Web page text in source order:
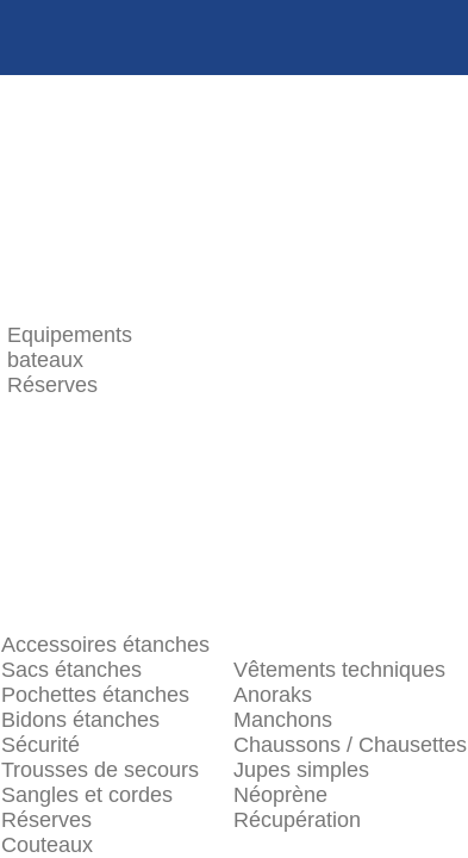
Equipements
bateaux
Réserves
Accessoires étanches
Sacs étanches
Pochettes étanches
Bidons étanches
Sécurité
Trousses de secours
Sangles et cordes
Réserves
Couteaux
Vêtements techniques
Anoraks
Manchons
Chaussons / Chausettes
Jupes simples
Néoprène
Récupération